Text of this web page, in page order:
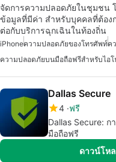
จัดการความปลอดภัยในชุมชน
ข้อมูลที่มีค่า สำหรับบุคคลที่ต้อง
ต่อกับบริการฉุกเฉินในท้องถิ่น
iPhoneความปลอดภัยของโทรศัพท์ค
ความปลอดภัยบนมือถือฟรีสำหรับไอ
Dallas Secure
4 ฟรี
Dallas Secure:
มือถือฟรี
ดาวน์โห